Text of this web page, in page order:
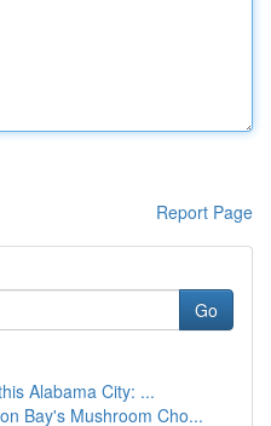
Report Page
Go
Alabama City: ...
Bay's Mushroom Cho...